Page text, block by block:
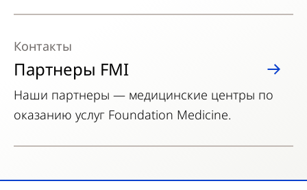
Партнеры FMI
Контакты
Наши партнеры — медицинские центры по
оказанию услуг Foundation Medicine.